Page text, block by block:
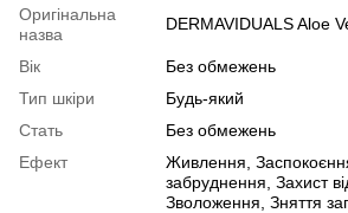
Оригінальна
назва
DERMAVIDUALS Aloe
Вік
Без обмежень
Тип шкіри
Будь-який
Стать
Без обмежень
Ефект
Живлення,
забруднення, Захист
Зволоження, Зняття